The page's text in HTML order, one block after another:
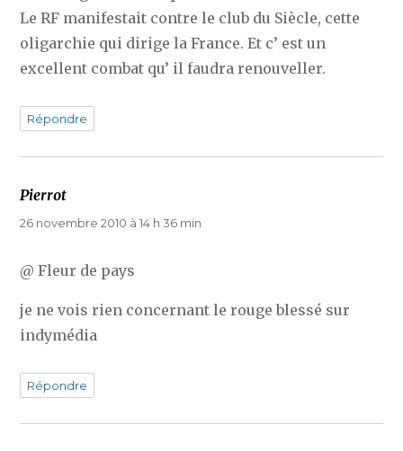
Le RF manifestait contre le club du Siècle, cette
oligarchie qui dirige la France. Et c’ est un
excellent combat qu’ il faudra renouveller.
Répondre
Pierrot
26 novembre 2010 à 14 h 36 min
@ Fleur de pays
je ne vois rien concernant le rouge blessé sur
indymédia
Répondre